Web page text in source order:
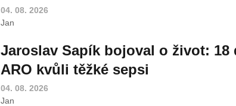
04. 08. 2026
Jan
Jaroslav Sapík bojoval o život: 18
ARO kvůli těžké sepsi
04. 08. 2026
Jan